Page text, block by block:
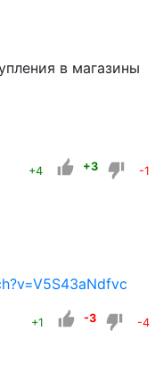
в магазины
+4 +3 -1
+1 -3 -4